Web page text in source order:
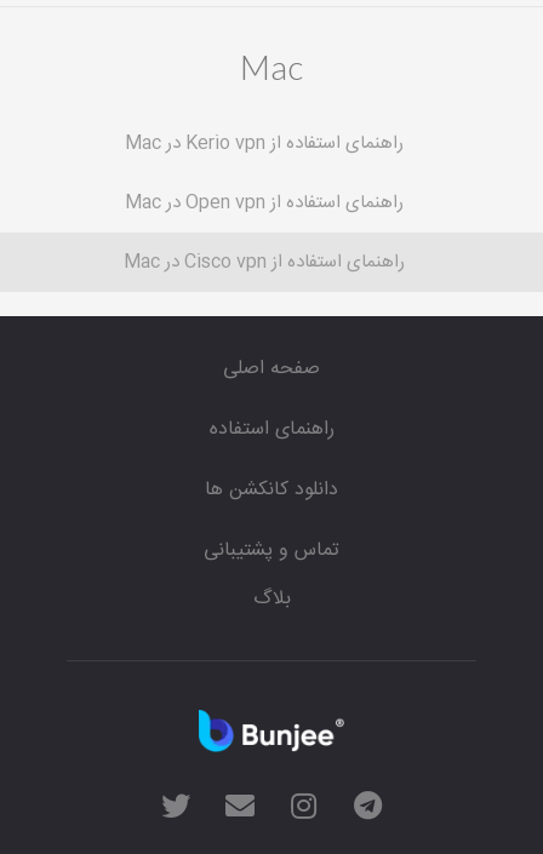
Mac
راهنمای استفاده از Kerio vpn در Mac
راهنمای استفاده از Open vpn در Mac
راهنمای استفاده از Cisco vpn در Mac
صفحه اصلی
راهنمای استفاده
دانلود کانکشن ها
تماس و پشتیبانی
بلاگ